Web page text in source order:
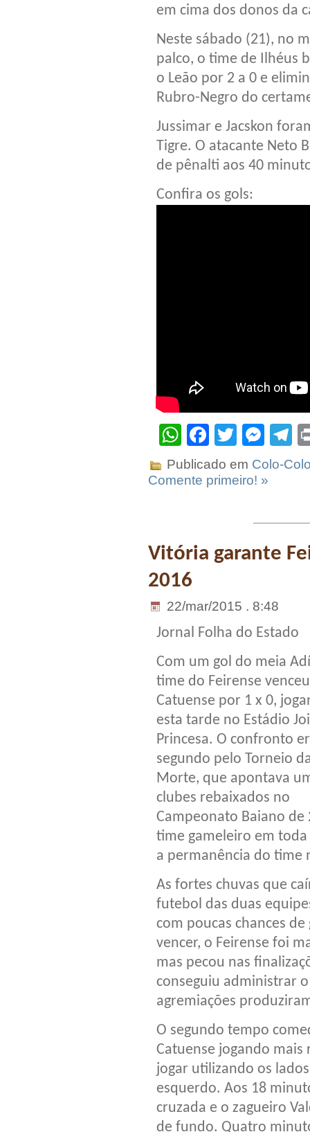
em cima dos donos da
Neste sábado (21), no
palco, o time de Ilhéus
o Leão por 2 a 0 e
Rubro-Negro do
Jussimar e Jacskon
Tigre. O atacante Neto
de pênalti aos 40
Confira os gols:
WhatsApp
Facebook
Twitter
Publicado em Colo-
Comente primeiro! »
Vitória garante
2016
22/mar/2015 . 8:48
Jornal Folha do Estado
Com um gol do meia
time do Feirense
Catuense por 1 x 0,
esta tarde no Estádio
Princesa. O confronto
segundo pelo Torneio
Morte, que apontava
clubes rebaixados no
Campeonato Baiano
time gameleiro em
a permanência do time
As fortes chuvas que
futebol das duas
com poucas chances
vencer, o Feirense foi
mas pecou nas
conseguiu administrar
agremiações
O segundo tempo
Catuense jogando
jogar utilizando os
esquerdo. Aos 18
cruzada e o zagueiro
de fundo. Quatro